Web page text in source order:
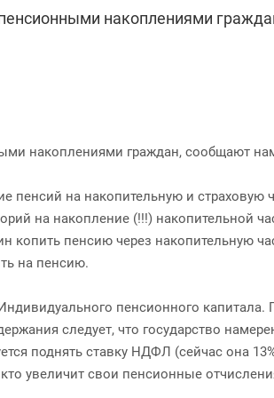
накоплениями
накоплениями граждан, сообщают
на накопительную и страховую
на накопление (!!!) накопительной
пенсию через накопительную
на пенсию.
пенсионного капитала.
следует, что государство
поднять ставку НДФЛ (сейчас она
увеличит свои пенсионные